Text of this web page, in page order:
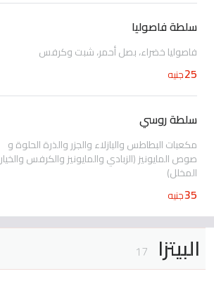
سلطة فاصوليا
فاصوليا خضراء، بصل أحمر، شبت وكرفس
25جنيه
سلطة روسي
مكعبات البطاطس والبازلاء والجزر والذرة الحلوة و
صوص المايونيز (الزبادي والمايونيز والكرفس والخيار
المخلل)
35جنيه
البيتزا 17